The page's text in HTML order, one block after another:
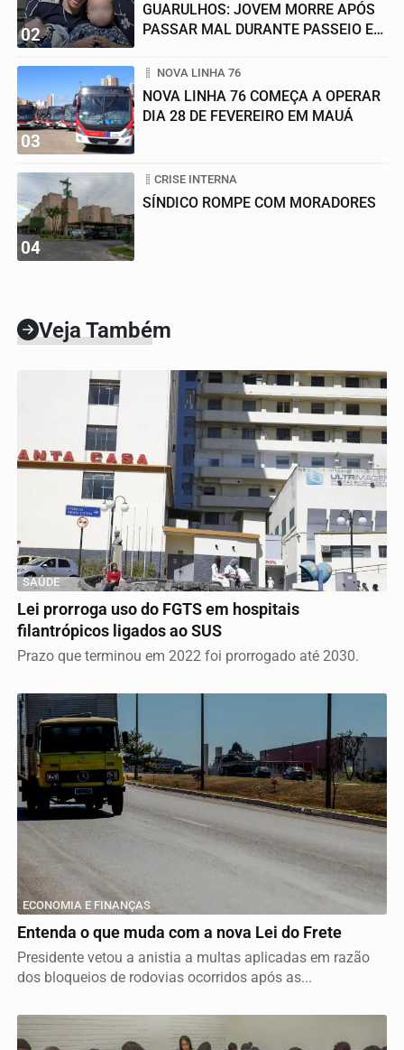
02
GUARULHOS: JOVEM MORRE APÓS
PASSAR MAL DURANTE PASSEIO EM
03
NOVA LINHA 76
NOVA LINHA 76 COMEÇA A OPERAR
DIA 28 DE FEVEREIRO EM MAUÁ
04
CRISE INTERNA
SÍNDICO ROMPE COM MORADORES
Veja Também
SAÚDE
Lei prorroga uso do FGTS em hospitais
filantrópicos ligados ao SUS
Prazo que terminou em 2022 foi prorrogado até 2030.
ECONOMIA E FINANÇAS
Entenda o que muda com a nova Lei do Frete
Presidente vetou a anistia a multas aplicadas em razão
dos bloqueios de rodovias ocorridos após as...